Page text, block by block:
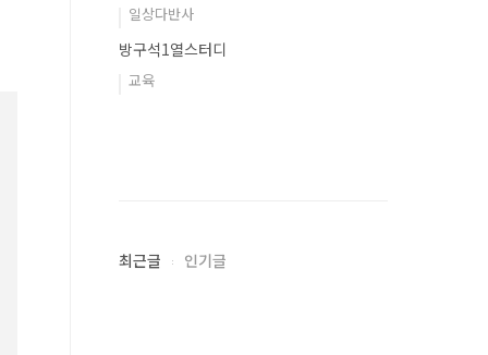
일상다반사
방구석1열스터디
교육
최근글 인기글